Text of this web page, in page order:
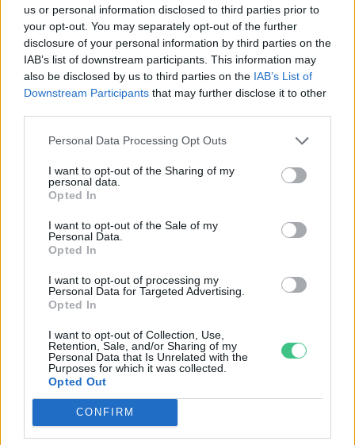
us or personal information disclosed to third parties prior to
your opt-out. You may separately opt-out of the further
disclosure of your personal information by third parties on the
IAB’s list of downstream participants. This information may
also be disclosed by us to third parties on the IAB’s List of
Downstream Participants that may further disclose it to other
Personal Data Processing Opt Outs
I want to opt-out of the Sharing of my
personal data.
Opted In
I want to opt-out of the Sale of my
Personal Data.
Opted In
I want to opt-out of processing my
Personal Data for Targeted Advertising.
Opted In
I want to opt-out of Collection, Use,
Retention, Sale, and/or Sharing of my
Personal Data that Is Unrelated with the
Purposes for which it was collected.
Opted Out
CONFIRM
Szedd magad őszibarack: itt vannak
a legjobb lelőhelyek!
Négy éven belül valósággá válhatnak az
elektromos repülőjáratok Európában
KÖZLEKEDÉS